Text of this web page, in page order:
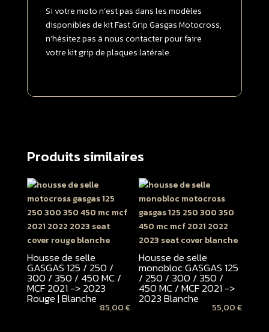
GRIP
Transparent
Si votre moto n’est pas dans les modèles
disponibles de kit Fast Grip Gasgas Motocross,
n’hésitez pas à nous contacter pour faire
votre kit grip de plaques latérale.
Produits similaires
Housse de selle
GASGAS 125 / 250 /
300 / 350 / 450 MC /
MCF 2021 -> 2023
Rouge | Blanche
85,00€
Housse de selle
monobloc GASGAS 125
/ 250 / 300 / 350 /
450 MC / MCF 2021 ->
2023 Blanche
55,00€